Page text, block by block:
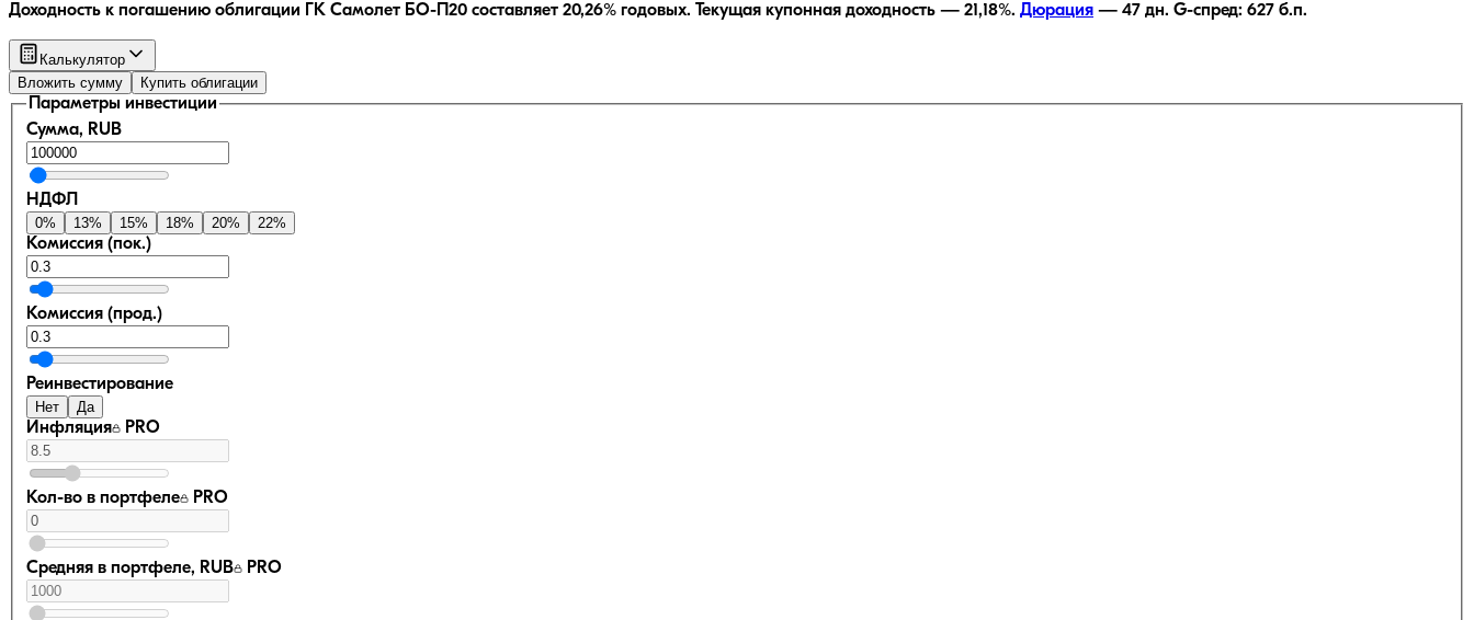
Доходность к погашению облигации ГК Самолет БО-П20 составляет 20,26% годовых. Текущая купонная доходность — 21,18%. Дюрация — 47 дн. G-спред: 627 б.п.
Калькулятор
Вложить сумму
Купить облигации
Параметры инвестиции
Сумма, RUB
НДФЛ
0% 13% 15% 18% 20% 22%
Комиссия (пок.)
Комиссия (прод.)
Реинвестирование
Нет Да
Инфляция PRO
Кол-во в портфеле PRO
Средняя в портфеле, RUB PRO